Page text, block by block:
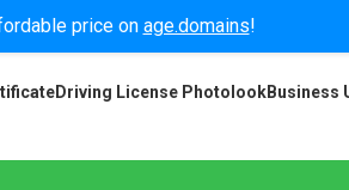
price on age.domains!
Driving License PhotolookBusiness